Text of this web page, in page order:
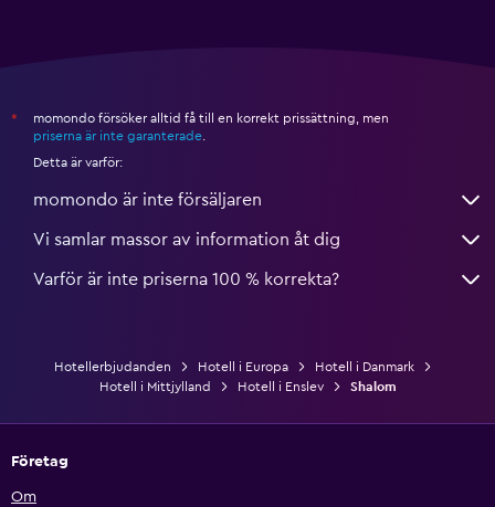
*
momondo försöker alltid få till en korrekt prissättning, men
priserna är inte garanterade
Detta är varför:
momondo är inte försäljaren
Vi samlar massor av information åt dig
Varför är inte priserna 100 % korrekta?
Hotellerbjudanden Hotell i Europa
Hotell i Danmark
Hotell i Mittjylland
Hotell i Enslev Shalom
Företag
Om